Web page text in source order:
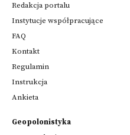
Redakcja portalu
Instytucje współpracujące
FAQ
Kontakt
Regulamin
Instrukcja
Ankieta
Geopolonistyka